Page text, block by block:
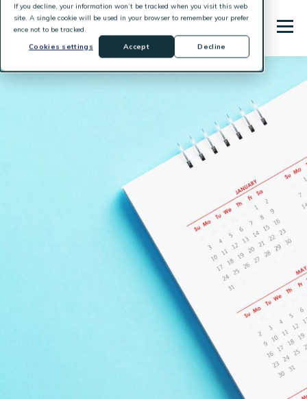
If you decline, your information won’t be tracked when you visit this web
site. A single cookie will be used in your browser to remember your prefer
ence not to be tracked.
Cookies settings
Accept Decline